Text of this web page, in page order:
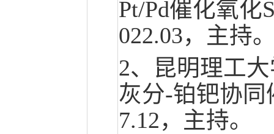
Pt/Pd催化氧化
022.03，主持
2、昆明理工
灰分-铂钯协同
7.12，主持。